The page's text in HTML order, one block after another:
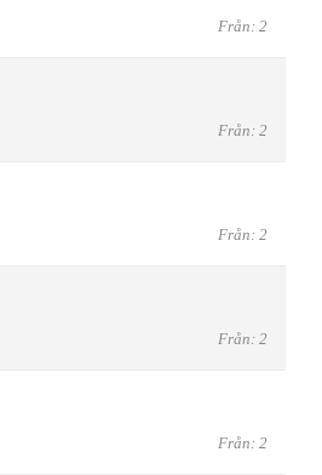
Från: 2
Från: 2
Från: 2
Från: 2
Från: 2